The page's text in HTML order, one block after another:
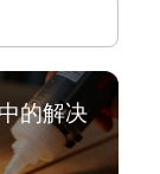
的解决